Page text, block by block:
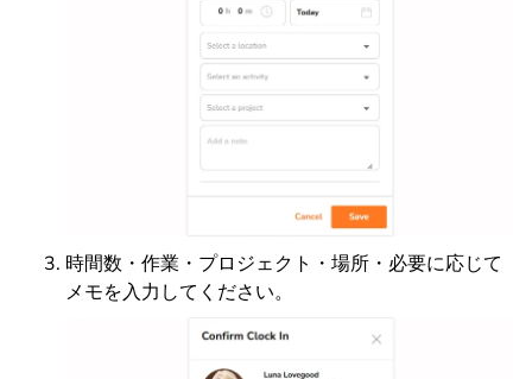
時間数・作業・プロジェクト・場所・必要に応じて
メモを入力してください。